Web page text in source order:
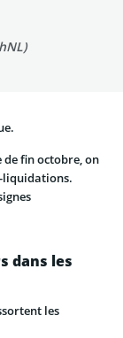
fin octobre, on
liquidations.
dans les
les